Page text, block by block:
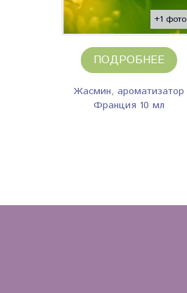
+1 фото
ПОДРОБНЕЕ
Жасмин, ароматизатор
Франция 10 мл